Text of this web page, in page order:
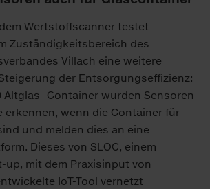
Wertstoffscanner testet
Zuständigkeitsbereich des
Villach eine weitere
der Entsorgungseffizienz:
Altglas- Container wurden Sensoren
erkennen, wenn die Container für
und melden dies an eine
Dieses von SLOC, einem
up, mit dem Praxisinput von
IoT-Tool vernetzt